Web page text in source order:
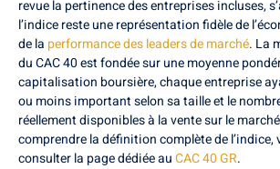
revue la pertinence des entreprises incluses,
l’indice reste une représentation fidèle de
de la performance des leaders de marché. La
du CAC 40 est fondée sur une moyenne
capitalisation boursière, chaque entreprise
ou moins important selon sa taille et le
réellement disponibles à la vente sur le
comprendre la définition complète de l’indice,
consulter la page dédiée auCAC 40 GR.